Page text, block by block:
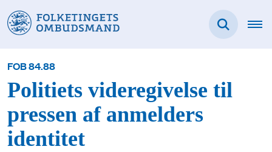
FOB 84.88
Politiets videregivelse til
pressen af anmelders
identitet